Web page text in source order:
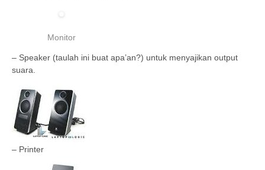
Monitor
– Speaker (taulah ini buat apa’an?) untuk menyajikan output
suara.
– Printer